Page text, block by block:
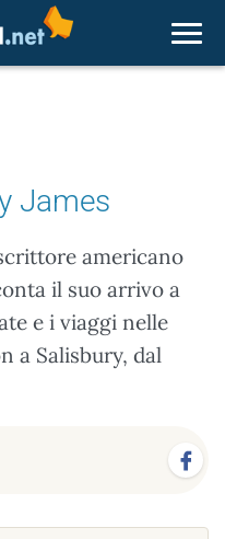
James
americano
il suo arrivo a
e i viaggi nelle
a Salisbury, dal